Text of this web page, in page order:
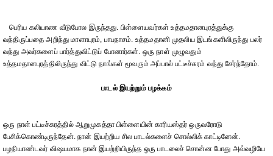
பெரிய கலியாண வீடுபோல இருந்தது. பிள்ளையவர்கள் உத்தமதானபுரத்துக்கு
வந்திருப்பதை அறிந்து மாளாபுரம், பாபநாசம். உத்தமதானி முதலிய இடங்களிலிருந்து பலர்
வந்து அவர்களைப் பார்த்துவிட்டுப் போனார்கள். ஒரு நாள் முழுவதும்
உத்தமதானபுரத்திலிருந்து விட்டு நாங்கள் மூவரும் அப்பால் பட்டீச்சுரம் வந்து சேர்ந்தோம்.
பாடல் இயற்றும் பழக்கம்
ஒரு நாள் பட்டீச்சுரத்தில் ஆறுமுகத்தா பிள்ளையின் காரியஸ்தர் ஒருவரோடு
பேசிக்கொண்டிருந்தேன். நான் இயற்றிய சில பாடல்களைச் சொல்லிக் காட்டினேன்.
பழநியாண்டவர் விஷயமாக நான் இயற்றியிருந்த ஒரு பாடலைச் சொன்ன போது அவ்வழியே